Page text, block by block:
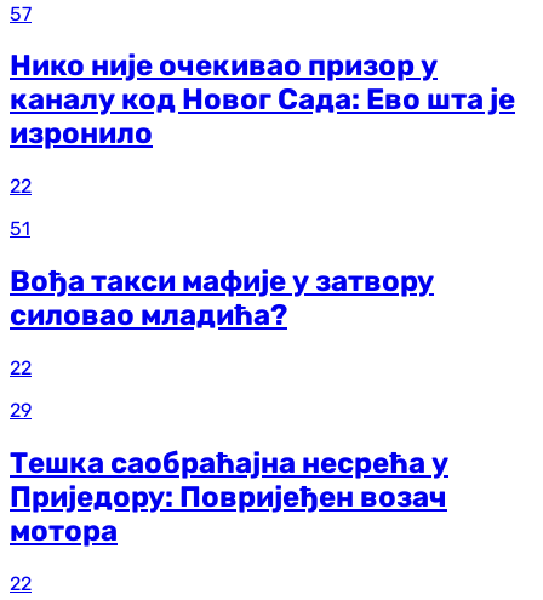
57
Нико није очекивао призор у
каналу код Новог Сада: Ево шта је
изронило
22
51
Вођа такси мафије у затвору
силовао младића?
22
29
Тешка саобраћајна несрећа у
Приједору: Повријеђен возач
мотора
22